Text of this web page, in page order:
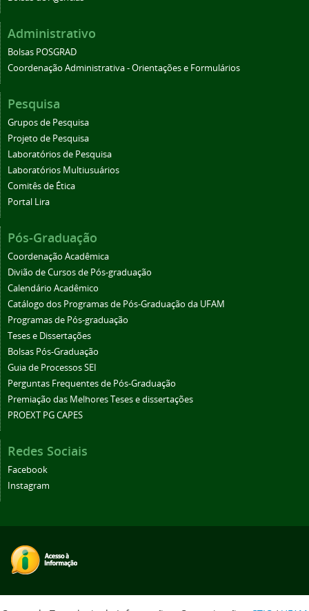
Administrativo
Bolsas POSGRAD
Coordenação Administrativa - Orientações e Formulários
Pesquisa
Grupos de Pesquisa
Projeto de Pesquisa
Laboratórios de Pesquisa
Laboratórios Multiusuários
Comitês de Ética
Portal Lira
Pós-Graduação
Coordenação Acadêmica
Divião de Cursos de Pós-graduação
Calendário Acadêmico
Catálogo dos Programas de Pós-Graduação da UFAM
Programas de Pós-graduação
Teses e Dissertações
Bolsas Pós-Graduação
Guia de Processos SEI
Perguntas Frequentes de Pós-Graduação
Premiação das Melhores Teses e dissertações
PROEXT PG CAPES
Redes Sociais
Facebook
Instagram